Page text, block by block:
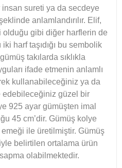
sureti ya da secdeye
anlamlandırılır. Elif,
olduğu gibi diğer harflerin de
harf taşıdığı bu sembolik
takılarda sıklıkla
ifade etmenin anlamlı
kullanabileceğiniz ya da
güzel bir
925 ayar gümüşten imal
45 cm’dir. Gümüş kolye
ile üretilmiştir. Gümüş
belirtilen ortalama ürün
sapma olabilmektedir.